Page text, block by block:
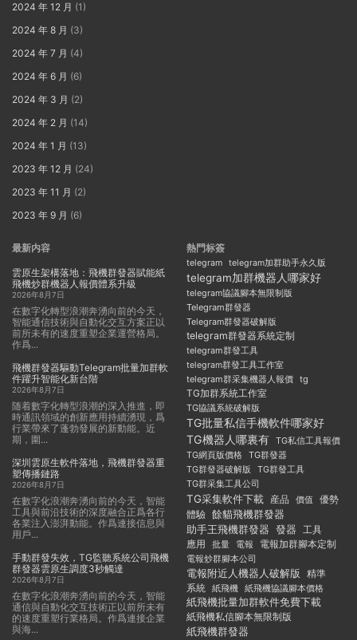
2024 年 12 月 (1)
2024 年 8 月 (3)
2024 年 7 月 (4)
2024 年 6 月 (6)
2024 年 3 月 (2)
2024 年 2 月 (14)
2024 年 1 月 (13)
2023 年 12 月 (24)
2023 年 11 月 (2)
2023 年 9 月 (6)
最新内容
雲原生架構落地：飛機群發器賦能紙
飛機炒群機器人報價體系升級
2026年8月7日
在數字化轉型浪潮奔湧向前的今天，
智能通信技術與自動化交互方案正以
前所未有的速度重塑企業運營格局。
作爲...
飛機群發器驅動Telegram批量加群軟
件躍升智能化新台階
2026年8月7日
随着數字化轉型浪潮的深入推進，即
時通訊領域的創新應用持續湧現，爲
行業帶來了蓬勃發展的新動能。近
期，圍...
深圳雲原生軟件落地，飛機群發器重
塑傳播鏈路
2026年8月7日
在數字化浪潮奔湧向前的今天，智能
工具與前沿技術的深度融合正爲各行
各業注入澎湃動能。作爲連接信息與
用戶...
手動群發失效，TG監聽系統公司飛機
群發器雲原生調度3秒觸達
2026年8月7日
在數字化浪潮奔湧向前的今天，智能
通信與自動化交互技術正以前所未有
的速度重塑行業格局。作爲連接企業
與海...
熱門标簽
telegram telegram加群助手永久版
telegram加群機器人哪家好
telegram協議腳本無限制版
Telegram群發器
Telegram群發器破解版
telegram群發器系統定制
telegram群發工具
telegram群發工具工作室
telegram群采集機器人報價 tg
TG加群系統工作室
TG協議系統破解版
TG批量私信手機軟件哪家好
TG機器人哪裏有
TG私信工具報價
TG網頁版價格
TG群發器
TG群發器破解版
TG群發工具
TG群采集工具公司
TG采集軟件下載 産品 價值 優勢
體驗 餘貓飛機群發器
助手王飛機群發器 發器 工具
應用
批量 電報 電報加群腳本定制
電報炒群腳本公司
電報附近人機器人破解版 精準
系統 紙飛機 紙飛機協議腳本價格
紙飛機批量加群軟件免費下載
紙飛機私信腳本無限制版
紙飛機群發器